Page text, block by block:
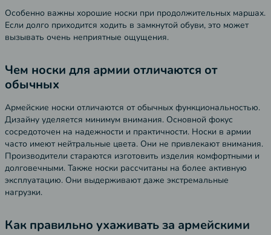
Особенно важны хорошие носки при продолжительных маршах.
Если долго приходится ходить в замкнутой обуви, это может
вызывать очень неприятные ощущения.
Чем носки для армии отличаются от
обычных
Армейские носки отличаются от обычных функциональностью.
Дизайну уделяется минимум внимания. Основной фокус
сосредоточен на надежности и практичности. Носки в армии
часто имеют нейтральные цвета. Они не привлекают внимания.
Производители стараются изготовить изделия комфортными и
долговечными. Также носки рассчитаны на более активную
эксплуатацию. Они выдерживают даже экстремальные
нагрузки.
Как правильно ухаживать за армейскими